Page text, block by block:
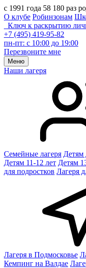
с 1991 года 58 180 раз
О клубе Робинзонам
Ключ к раскрытию
+7 (495) 419-95-82
пн-пт: с 10:00 до 19:00
Перезвоните мне
Меню
Наши лагеря
Семейные лагеря Детям
Детям 11-12 лет Детям
для подростков Лагеря
Лагеря в Подмосковье
Кемпинг на Валдае